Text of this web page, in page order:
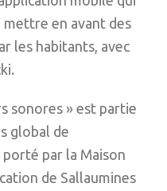
en avant des
les habitants, avec
sonores » est partie
global de
par la Maison
de Sallaumines